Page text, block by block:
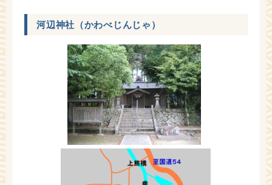
河辺神社（かわべじんじゃ）